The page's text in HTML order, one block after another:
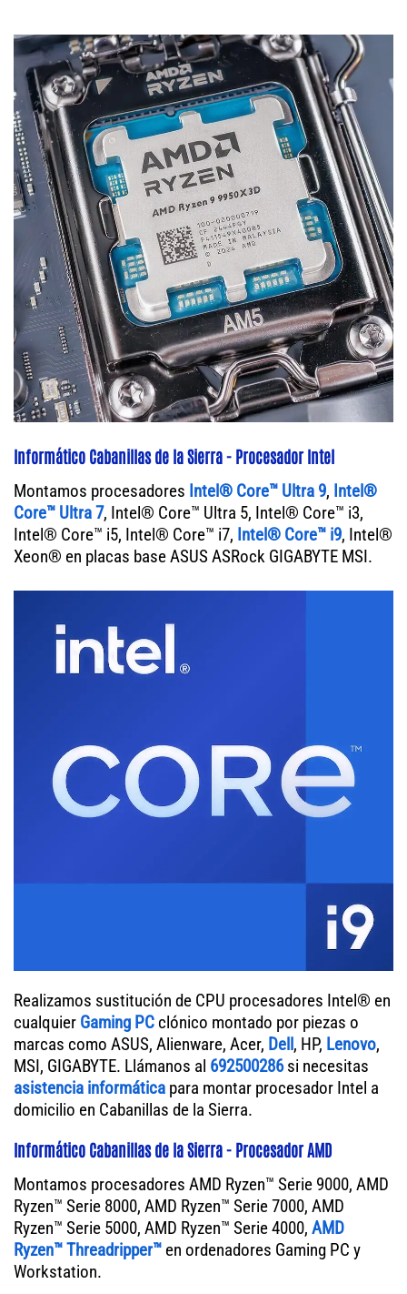
Informático Cabanillas de la Sierra - Procesador Intel
Montamos procesadores Intel® Core™ Ultra 9, Intel®
Core™ Ultra 7, Intel® Core™ Ultra 5, Intel® Core™ i3,
Intel® Core™ i5, Intel® Core™ i7, Intel® Core™ i9, Intel®
Xeon® en placas base ASUS ASRock GIGABYTE MSI.
Realizamos sustitución de CPU procesadores Intel® en
cualquier Gaming PC clónico montado por piezas o
marcas como ASUS, Alienware, Acer, Dell, HP, Lenovo,
MSI, GIGABYTE. Llámanos al 692500286si necesitas
asistencia informática para montar procesador Intel a
domicilio en Cabanillas de la Sierra.
Informático Cabanillas de la Sierra - Procesador AMD
Montamos procesadores AMD Ryzen™ Serie 9000, AMD
Ryzen™ Serie 8000, AMD Ryzen™ Serie 7000, AMD
Ryzen™ Serie 5000, AMD Ryzen™ Serie 4000, AMD
Ryzen™ Threadripper™ en ordenadores Gaming PC y
Workstation.